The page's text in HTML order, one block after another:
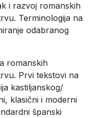
i razvoj romanskih
Terminologija na
odabranog
romanskih
Prvi tekstovi na
kastiljanskog/
klasični i moderni
španski